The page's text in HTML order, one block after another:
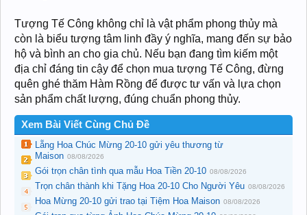
Tượng Tế Công không chỉ là vật phẩm phong thủy mà
còn là biểu tượng tâm linh đầy ý nghĩa, mang đến sự bảo
hộ và bình an cho gia chủ. Nếu bạn đang tìm kiếm một
địa chỉ đáng tin cậy để chọn mua tượng Tế Công, đừng
quên ghé thăm Hàm Rồng để được tư vấn và lựa chọn
sản phẩm chất lượng, đúng chuẩn phong thủy.
Xem Bài Viết Cùng Chủ Đề
Lẵng Hoa Chúc Mừng 20-10 gửi yêu thương từ
Maison 08/08/2026
Gói trọn chân tình qua mẫu Hoa Tiền 20-10 08/08/2026
Trọn chân thành khi Tặng Hoa 20-10 Cho Người Yêu 08/08/2026
Hoa Mừng 20-10 gửi trao tại Tiệm Hoa Maison 08/08/2026